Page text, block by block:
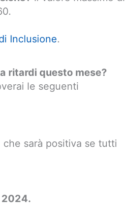
Inclusione.
ritardi questo mese?
le seguenti
che sarà positiva se tutti